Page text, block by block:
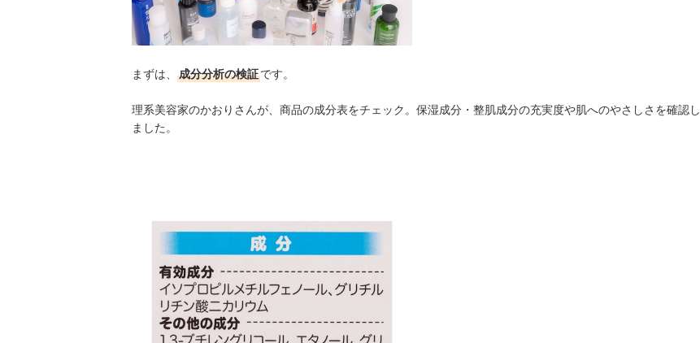
まずは、 成分分析の検証です。
理系美容家のかおりさんが、商品の成分表をチェック。保湿成分・整肌成分の充実度や肌へのやさしさを確認し
ました。